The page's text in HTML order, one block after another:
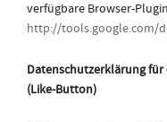
verfügbare Browser-
http://tools.google.com/
Datenschutzerklärung für
(Like-Button)